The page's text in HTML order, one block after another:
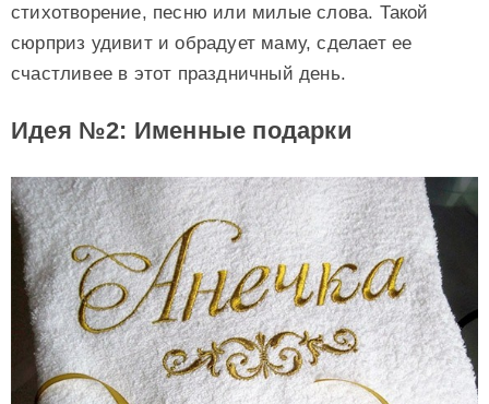
стихотворение, песню или милые слова. Такой
сюрприз удивит и обрадует маму, сделает ее
счастливее в этот праздничный день.
Идея №2: Именные подарки